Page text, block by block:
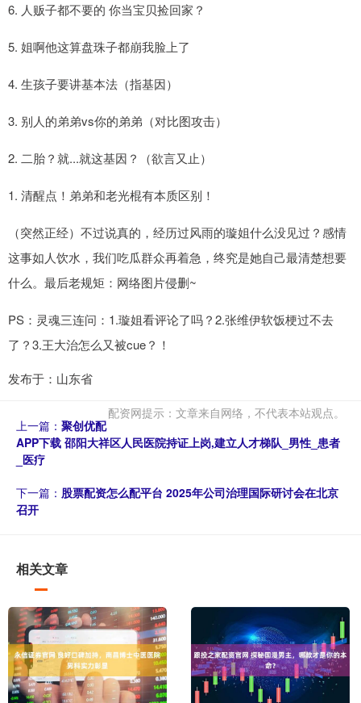
6. 人贩子都不要的 你当宝贝捡回家？
5. 姐啊他这算盘珠子都崩我脸上了
4. 生孩子要讲基本法（指基因）
3. 别人的弟弟vs你的弟弟（对比图攻击）
2. 二胎？就...就这基因？（欲言又止）
1. 清醒点！弟弟和老光棍有本质区别！
（突然正经）不过说真的，经历过风雨的璇姐什么没见过？感情
这事如人饮水，我们吃瓜群众再着急，终究是她自己最清楚想要
什么。最后老规矩：网络图片侵删~
PS：灵魂三连问：1.璇姐看评论了吗？2.张维伊软饭梗过不去
了？3.王大治怎么又被cue？！
发布于：山东省
配资网提示：文章来自网络，不代表本站观点。
上一篇： 聚创优配
APP下载 邵阳大祥区人民医院持证上岗,建立人才梯队_男性_患者
_医疗
下一篇： 股票配资怎么配平台 2025年公司治理国际研讨会在北京
召开
相关文章